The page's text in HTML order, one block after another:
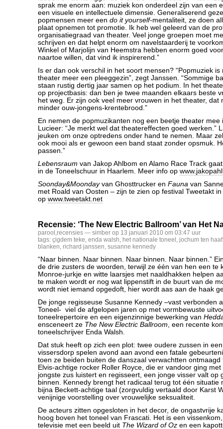
sprak me enorm aan: muziek kon onderdeel zijn van een
een visuele en intellectuele dimensie. Generaliserend
popmensen meer een do it yourself-mentaliteit, ze doen
plaat opnemen tot promotie. Ik heb wel geleerd van de
organisatiegraad van theater. Veel jonge groepen moet
schrijven en dat helpt enorm om navelstaarderij te
Winkel of Marjolijn van Heemstra hebben enorm goed
naartoe willen, dat vind ik inspirerend.”
Is er dan ook verschil in het soort mensen? “Popmuziek
theater meer een pleeggezin”, zegt Janssen. “Sommige
staan rustig dertig jaar samen op het podium. In het
op projectbasis: dan ben je twee maanden elkaars beste
het weg. Er zijn ook veel meer vrouwen in het theater, dat
minder ouw-jongens-krentebrood.”
En nemen de popmuzikanten nog een beetje theater mee
Lucieer: “Je merkt wel dat theatereffecten goed werken.”
jeuken om onze optredens onder hand te nemen. Maar
ook mooi als er gewoon een band staat zonder opsmuk.
passen.”
Lebensraum van Jakop Ahlbom en Alamo Race Track
in de Toneelschuur in Haarlem. Meer info op
Soonday&Moondayvan Ghosttrucker en Fauna van
met Roald van Oosten – zijn te zien op festival Tweetakt
op www.tweetakt.net
Recensie: ‘The New Electric Ballroom’ van Het
parool ,recensies — simber op 13 januari 2010 om 03:47 uur
tags: çigdem teke, enda walsh, het nationale toneel , jochum ten haaf
blanken, richard janssen, susanne kennedy
“Naar binnen. Naar binnen. Naar binnen. Naar binnen.”
de drie zusters de woorden, terwijl ze één van hen een te
Monroe-jurkje en witte laarsjes met naaldhakken helpen
te maken wordt er nog wat lippenstift in de buurt van de
wordt niet iemand opgedoft, hier wordt aas aan de haak
De jonge regisseuse Susanne Kennedy –vast verbonden
Toneel- viel de afgelopen jaren op met vormbewuste
toneelrepertoire en een eigenzinnige bewerking van
ensceneert ze The New Electric Ballroom, een recente
toneelschrijver Enda Walsh.
Dat stuk heeft op zich een plot: twee oudere zussen in
vissersdorp spelen avond aan avond een fatale
toen ze beiden buiten de danszaal verwachtten
Elvis-achtige rocker Roller Royce, die er vandoor ging
jongste zus luistert en regisseert, een jonge visser valt op
binnen. Kennedy brengt het radicaal terug tot één situatie
bijna Beckett-achtige taal (zorgvuldig vertaald door Karst
venijnige voorstelling over vrouwelijke seksualiteit.
De acteurs zitten opgesloten in het decor, de ongastvrije
hoog boven het toneel van Frascati. Het is een
televisie met een beeld uit The Wizard of Oz en een